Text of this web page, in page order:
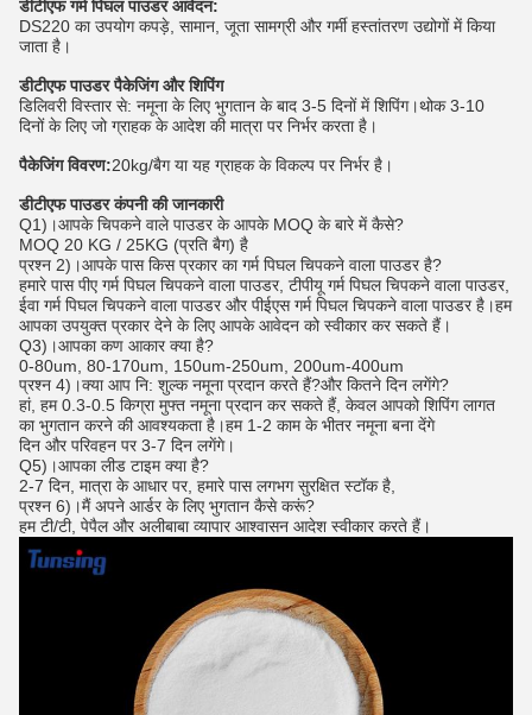
डीटीएफ गर्म पिघल पाउडर आवेदन:
DS220 का उपयोग कपड़े, सामान, जूता सामग्री और गर्मी हस्तांतरण उद्योगों में किया
जाता है।
डीटीएफ पाउडर पैकेजिंग और शिपिंग
डिलिवरी विस्तार से: नमूना के लिए भुगतान के बाद 3-5 दिनों में शिपिंग।थोक 3-10
दिनों के लिए जो ग्राहक के आदेश की मात्रा पर निर्भर करता है।
पैकेजिंग विवरण:20kg/बैग या यह ग्राहक के विकल्प पर निर्भर है।
डीटीएफ पाउडर कंपनी की जानकारी
Q1)।आपके चिपकने वाले पाउडर के आपके MOQ के बारे में कैसे?
MOQ 20 KG / 25KG (प्रति बैग) है
प्रश्न 2)।आपके पास किस प्रकार का गर्म पिघल चिपकने वाला पाउडर है?
हमारे पास पीए गर्म पिघल चिपकने वाला पाउडर, टीपीयू गर्म पिघल चिपकने वाला पाउडर,
ईवा गर्म पिघल चिपकने वाला पाउडर और पीईएस गर्म पिघल चिपकने वाला पाउडर है।हम
आपका उपयुक्त प्रकार देने के लिए आपके आवेदन को स्वीकार कर सकते हैं।
Q3)।आपका कण आकार क्या है?
0-80um, 80-170um, 150um-250um, 200um-400um
प्रश्न 4)।क्या आप नि: शुल्क नमूना प्रदान करते हैं?और कितने दिन लगेंगे?
हां, हम 0.3-0.5 किग्रा मुफ्त नमूना प्रदान कर सकते हैं, केवल आपको शिपिंग लागत
का भुगतान करने की आवश्यकता है।हम 1-2 काम के भीतर नमूना बना देंगे
दिन और परिवहन पर 3-7 दिन लगेंगे।
Q5)।आपका लीड टाइम क्या है?
2-7 दिन, मात्रा के आधार पर, हमारे पास लगभग सुरक्षित स्टॉक है,
प्रश्न 6)।मैं अपने आर्डर के लिए भुगतान कैसे करूं?
हम टी/टी, पेपैल और अलीबाबा व्यापार आश्वासन आदेश स्वीकार करते हैं।